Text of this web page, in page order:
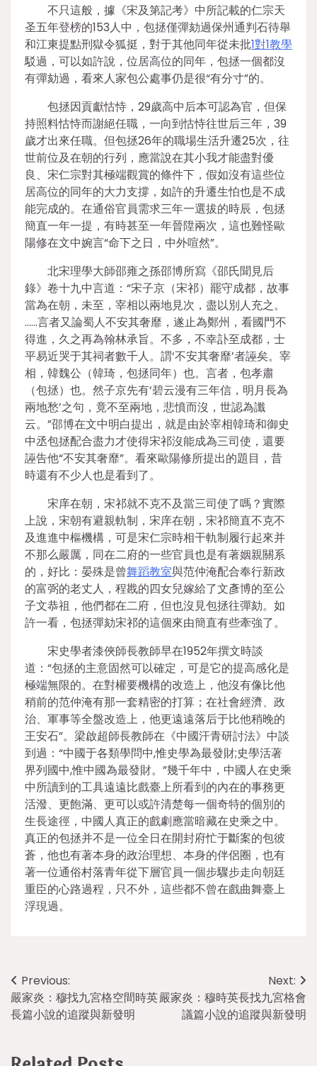
不只這般，據《宋及第記考》中所記載的仁宗天
圣五年登榜的153人中，包拯僅彈劾過保州通判石待舉
和江東提點刑獄令狐挺，對于其他同年從未批1對1教學
駁過，可以如許說，位居高位的同年，包拯一個都沒
有彈劾過，看來人家包公處事仍是很“有分寸”的。
包拯因貢獻怙恃，29歲高中后本可認為官，但保
持照料怙恃而謝絕任職，一向到怙恃往世后三年，39
歲才出來任職。但包拯26年的職場生活升遷25次，往
世前位及在朝的行列，應當說在其小我才能盡對優
良、宋仁宗對其極端觀賞的條件下，假如沒有這些位
居高位的同年的大力支撐，如許的升遷生怕也是不成
能完成的。在通俗官員需求三年一選拔的時辰，包拯
簡直一年一提，有時甚至一年晉陞兩次，這也難怪歐
陽修在文中婉言“命下之日，中外喧然”。
北宋理學大師邵雍之孫邵博所寫《邵氏聞見后
錄》卷十九中言道：“宋子京（宋祁）罷守成都，故事
當為在朝，未至，宰相以兩地見次，盡以別人充之。
……言者又論蜀人不安其奢靡，遂止為鄭州，看國門不
得進，久之再為翰林承旨。不多，不幸訃至成都，士
平易近哭于其祠者數千人。謂‘不安其奢靡’者誣矣。宰
相，韓魏公（韓琦，包拯同年）也。言者，包孝肅
（包拯）也。然子京先有‘碧云漫有三年信，明月長為
兩地愁’之句，竟不至兩地，悲憤而沒，世認為讖
云。”邵博在文中明白提出，就是由於宰相韓琦和御史
中丞包拯配合盡力才使得宋祁沒能成為三司使，還要
誣告他“不安其奢靡”。看來歐陽修所提出的題目，昔
時還有不少人也是看到了。
宋庠在朝，宋祁就不克不及當三司使了嗎？實際
上說，宋朝有避親軌制，宋庠在朝，宋祁簡直不克不
及進進中樞機構，可是宋仁宗時相干軌制履行起來并
不那么嚴厲，同在二府的一些官員也是有著姻親關系
的，好比：晏殊是曾舞蹈教室與范仲淹配合奉行新政
的富弼的老丈人，程戡的四女兒嫁給了文彥博的至公
子文恭祖，他們都在二府，但也沒見包拯往彈劾。如
許一看，包拯彈劾宋祁的這個來由簡直有些牽強了。
宋史學者漆俠師長教師早在1952年撰文時談
道：“包拯的主意固然可以確定，可是它的提高感化是
極端無限的。在對權要機構的改造上，他沒有像比他
稍前的范仲淹有那一套精密的打算；在社會經濟、政
治、軍事等全盤改造上，他更遠遠落后于比他稍晚的
王安石”。梁啟超師長教師在《中國汗青研討法》中談
到過：“中國于各類學問中,惟史學為最發財;史學活著
界列國中,惟中國為最發財。”幾千年中，中國人在史乘
中所讀到的工具遠遠比戲臺上所看到的內在的事務更
活潑、更飽滿、更可以或許清楚每一個奇特的個別的
生長途徑，中國人真正的戲劇應當暗藏在史乘之中。
真正的包拯并不是一位全日在開封府忙于斷案的包彼
蒼，他也有著本身的政治理想、本身的伴侶圈，也有
著一位通俗村落青年從下層官員一個步驟步走向朝廷
重臣的心路過程，只不外，這些都不曾在戲曲舞臺上
浮現過。
Post
navigation
Previous:
嚴家炎：穆找九宮格空間時英
長篇小說的追蹤與新發明
Next:
嚴家炎：穆時英長找九宮格會
議篇小說的追蹤與新發明